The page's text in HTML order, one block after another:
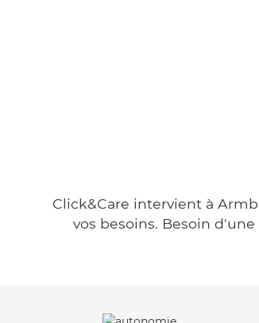
Click&Care intervient à
vos besoins. Besoin